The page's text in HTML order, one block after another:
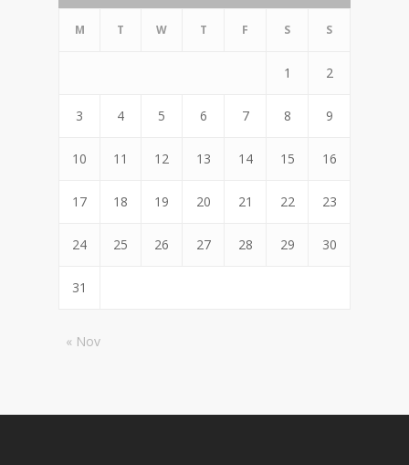
M T W T F S S
1 2
3 4 5 6 7 8 9
10 11 12 13 14 15 16
17 18 19 20 21 22 23
24 25 26 27 28 29 30
31
« Nov